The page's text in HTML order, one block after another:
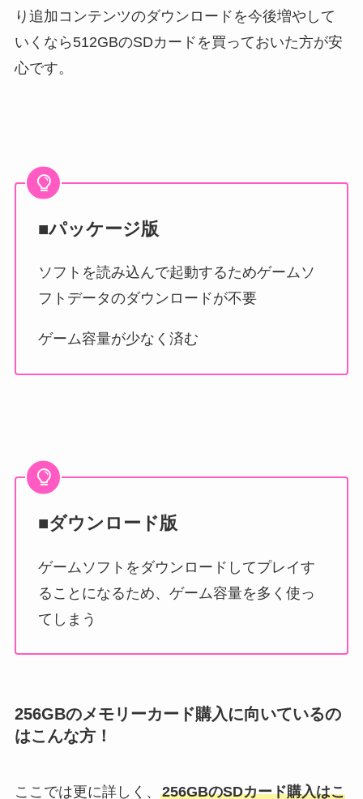
り追加コンテンツのダウンロードを今後増やして
いくなら512GBのSDカードを買っておいた方が安
心です。
■パッケージ版
ソフトを読み込んで起動するためゲームソ
フトデータのダウンロードが不要
ゲーム容量が少なく済む
■ダウンロード版
ゲームソフトをダウンロードしてプレイす
ることになるため、ゲーム容量を多く使っ
てしまう
256GBのメモリーカード購入に向いているの
はこんな方！
ここでは更に詳しく、 256GBのSDカード購入はこ